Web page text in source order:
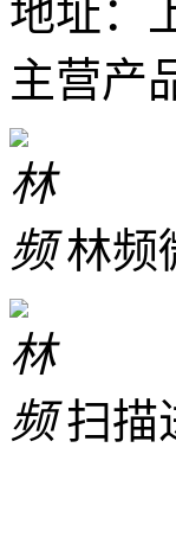
地址：
主营产
林频
扫描